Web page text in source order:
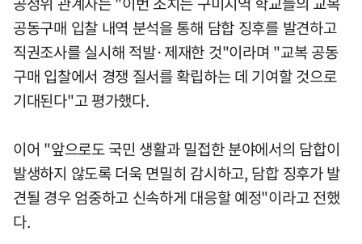
공동구매 입찰 내역 분석을 통해 담합 징후를 발견하고
직권조사를 실시해 적발·제재한 것"이라며 "교복 공동
구매 입찰에서 경쟁 질서를 확립하는 데 기여할 것으로
기대된다"고 평가했다.
이어 "앞으로도 국민 생활과 밀접한 분야에서의 담합이
발생하지 않도록 더욱 면밀히 감시하고, 담합 징후가 발
견될 경우 엄중하고 신속하게 대응할 예정"이라고 전했
다.